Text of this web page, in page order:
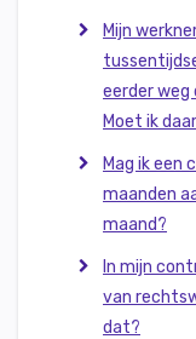
Mijn
eerder weg
Moet ik
Mag ik een
maanden
maand?
In mijn
van
dat?